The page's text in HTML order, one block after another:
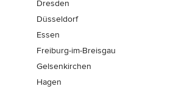
Dresden
Düsseldorf
Essen
Freiburg-im-Breisgau
Gelsenkirchen
Hagen